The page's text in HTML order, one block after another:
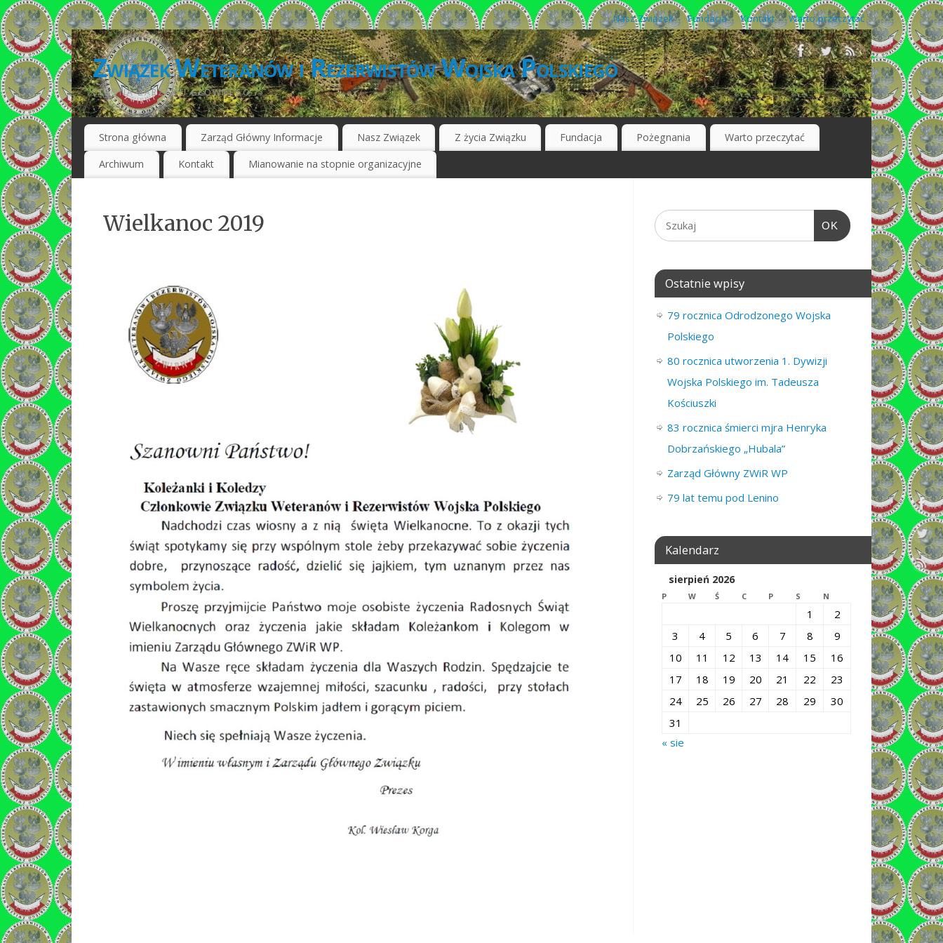
Nasz Związek Fundacja Kontakt Warto przeczytać
Związek Weteranów i Rezerwistów Wojska Polskiego
STRONA ZARZĄDU GŁÓWNEGO
Strona główna Zarząd Główny Informacje Nasz Związek Z życia Związku Fundacja Pożegnania Warto przeczytać
Archiwum Kontakt Mianowanie na stopnie organizacyjne
Wielkanoc 2019 OK
Ostatnie wpisy
79 rocznica Odrodzonego Wojska
Polskiego
80 rocznica utworzenia 1. Dywizji
Wojska Polskiego im. Tadeusza
Kościuszki
83 rocznica śmierci mjra Henryka
Dobrzańskiego „Hubala”
Zarząd Główny ZWiR WP
79 lat temu pod Lenino
Kalendarz
sierpień 2026
P W Ś C P S N
« sie
1
2
3
4 5 6 7 8
9
10
11 12 13 14 15
16
17
18 19 20 21 22
23
24
25 26 27 28 29
30
31